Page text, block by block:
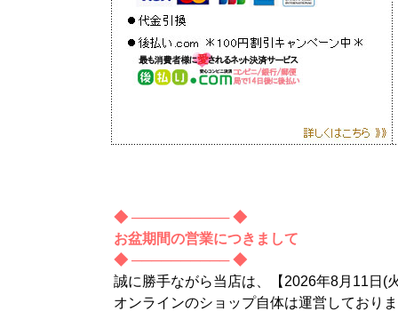
◆ ────────── ◆
お盆期間の営業につきまして
◆ ────────── ◆
誠に勝手ながら当店は、【2026年8月11日(
オンラインのショップ自体は運営しており